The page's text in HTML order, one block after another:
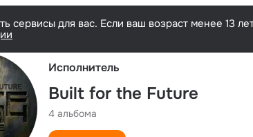
сервисы для вас. Если ваш возраст менее 13
Исполнитель
Built for the Future
4 альбома